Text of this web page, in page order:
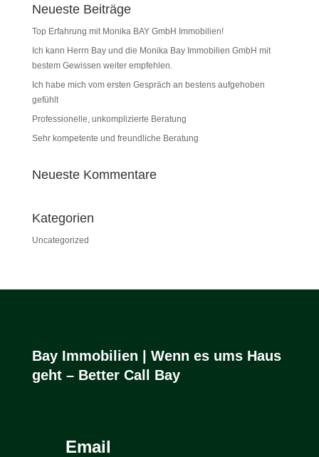
Neueste Beiträge
Top Erfahrung mit Monika BAY GmbH Immobilien!
Ich kann Herrn Bay und die Monika Bay Immobilien GmbH mit
bestem Gewissen weiter empfehlen.
Ich habe mich vom ersten Gespräch an bestens aufgehoben
gefühlt
Professionelle, unkomplizierte Beratung
Sehr kompetente und freundliche Beratung
Neueste Kommentare
Kategorien
Uncategorized
Bay Immobilien | Wenn es ums Haus
geht – Better Call Bay
Email